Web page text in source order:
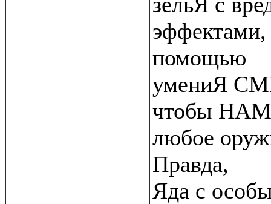
помощью
умениЯ
чтобы
любое
Правда,
Яда с